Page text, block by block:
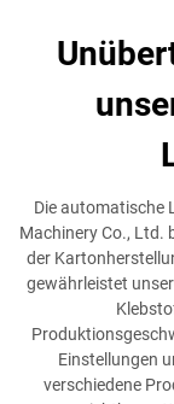
Die automatische
Machinery Co., Ltd.
der
gewährleistet
Einstellungen
verschiedene